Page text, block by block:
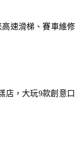
速滑梯、賽車維修
店，大玩9款創意口